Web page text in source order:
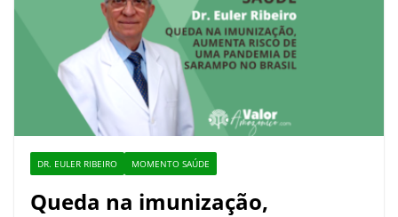
DR. EULER RIBEIRO MOMENTO SAÚDE
Queda na imunização,